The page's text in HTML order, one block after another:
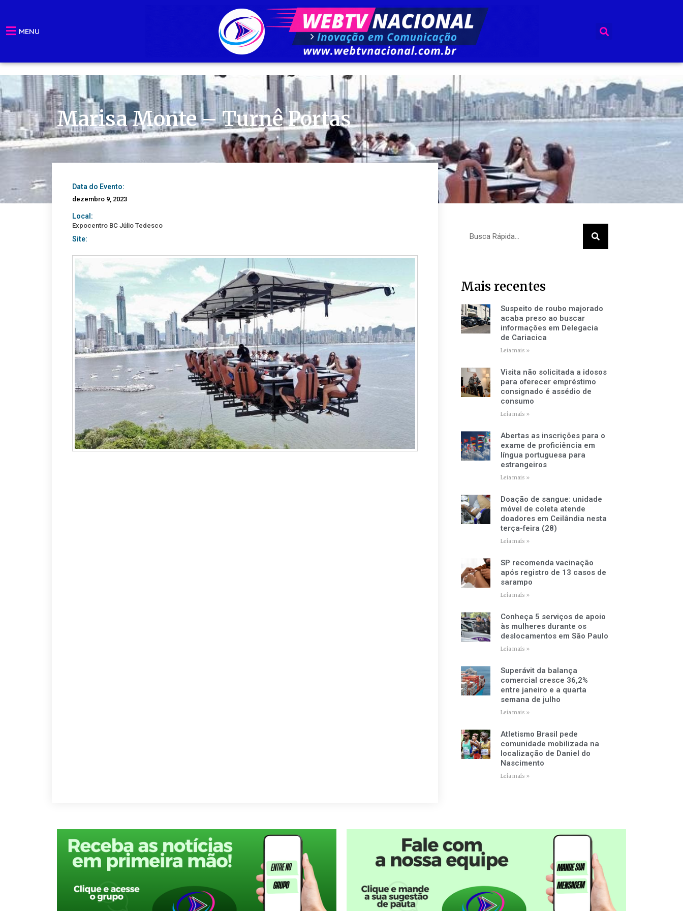
MENU
Marisa Monte – Turnê Portas
Data do Evento:
dezembro 9, 2023
Local:
Expocentro BC Júlio Tedesco
Site:
Mais recentes
Suspeito de roubo majorado
acaba preso ao buscar
informações em Delegacia
de Cariacica
Leia mais »
Visita não solicitada a idosos
para oferecer empréstimo
consignado é assédio de
consumo
Leia mais »
Abertas as inscrições para o
exame de proficiência em
língua portuguesa para
estrangeiros
Leia mais »
Doação de sangue: unidade
móvel de coleta atende
doadores em Ceilândia nesta
terça-feira (28)
Leia mais »
SP recomenda vacinação
após registro de 13 casos de
sarampo
Leia mais »
Conheça 5 serviços de apoio
às mulheres durante os
deslocamentos em São Paulo
Leia mais »
Superávit da balança
comercial cresce 36,2%
entre janeiro e a quarta
semana de julho
Leia mais »
Atletismo Brasil pede
comunidade mobilizada na
localização de Daniel do
Nascimento
Leia mais »